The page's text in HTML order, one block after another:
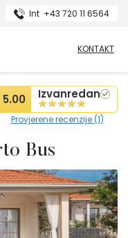
Int +43 720 11 6564
KONTAKT
5.00 Izvanredan
Provjerene recenzije (1)
Bus